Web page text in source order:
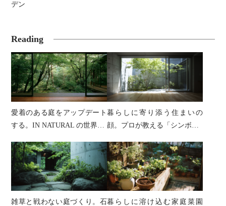
デン
Reading
愛着のある庭をアップデート
する。IN NATURAL の世界…
暮らしに寄り添う住まいの
顔。プロが教える「シンボ…
雑草と戦わない庭づくり。石暮らしに溶け込む家庭菜園